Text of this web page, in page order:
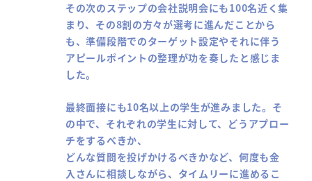
その次のステップの会社説明会にも100名近く集
まり、その8割の方々が選考に進んだことから
も、準備段階でのターゲット設定やそれに伴う
アピールポイントの整理が功を奏したと感じま
した。
最終面接にも10名以上の学生が進みました。そ
の中で、それぞれの学生に対して、どうアプロー
チをするべきか、
どんな質問を投げかけるべきかなど、何度も金
入さんに相談しながら、タイムリーに進めるこ